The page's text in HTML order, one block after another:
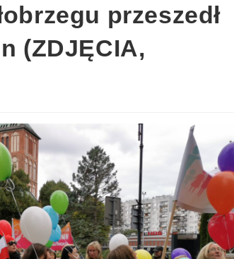
przeszedł
(ZDJĘCIA,